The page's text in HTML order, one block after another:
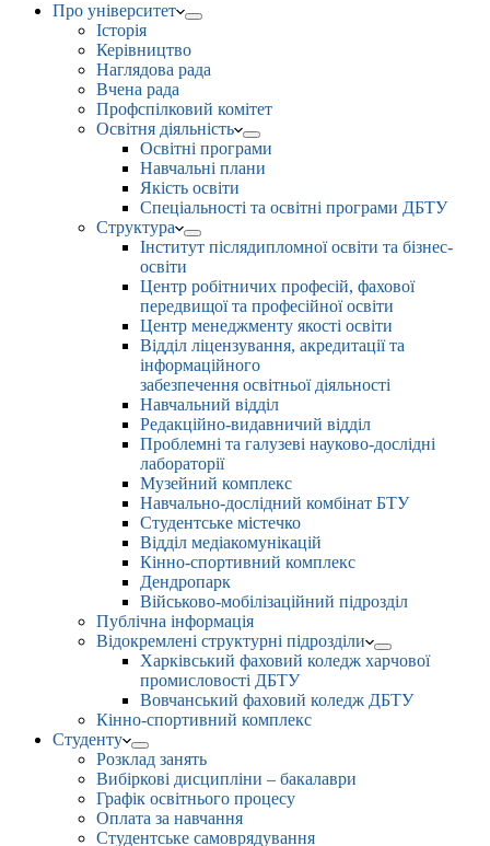
Про університет
Історія
Керівництво
Наглядова рада
Вчена рада
Профспілковий комітет
Освітня діяльність
Освітні програми
Навчальні плани
Якість освіти
Спеціальності та освітні програми ДБТУ
Структура
Інститут післядипломної освіти та бізнес-
освіти
Центр робітничих професій, фахової
передвищої та професійної освіти
Центр менеджменту якості освіти
Відділ ліцензування, акредитації та
інформаційного
забезпечення освітньої діяльності
Навчальний відділ
Редакційно-видавничий відділ
Проблемні та галузеві науково-дослідні
лабораторії
Музейний комплекс
Навчально-дослідний комбінат БТУ
Студентське містечко
Відділ медіакомунікацій
Кінно-спортивний комплекс
Дендропарк
Військово-мобілізаційний підрозділ
Публічна інформація
Відокремлені структурні підрозділи
Харківський фаховий коледж харчової
промисловості ДБТУ
Вовчанський фаховий коледж ДБТУ
Кінно-спортивний комплекс
Студенту
Розклад занять
Вибіркові дисципліни – бакалаври
Графік освітнього процесу
Оплата за навчання
Студентське самоврядування